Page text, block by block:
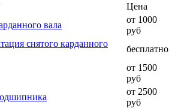
Цена
вала
от 1000
руб
снятого карданного
бесплатно
от 1500
руб
от 2500
руб